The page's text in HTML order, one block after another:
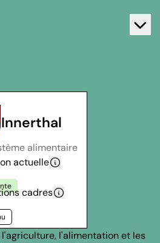
Innerthal
alimentaire
actuelle
cadres
l'alimentation et les